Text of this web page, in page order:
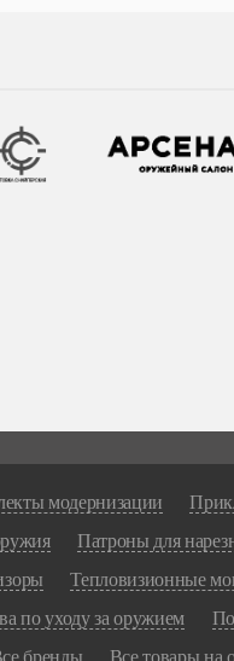
модернизации
Патроны для
Тепловизионные
по уходу за оружием